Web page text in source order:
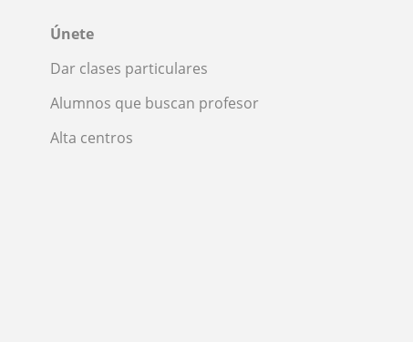
Únete
Dar clases particulares
Alumnos que buscan profesor
Alta centros